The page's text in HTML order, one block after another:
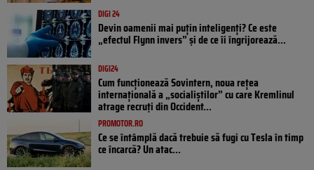
DIGI 24
Devin oamenii mai puțin inteligenți? Ce este
„efectul Flynn invers” și de ce îi îngrijorează...
DIGI24
Cum funcționează Sovintern, noua rețea
internațională a „socialiștilor” cu care Kremlinul
atrage recruți din Occident...
PROMOTOR.RO
Ce se întâmplă dacă trebuie să fugi cu Tesla în timp
ce încarcă? Un atac...